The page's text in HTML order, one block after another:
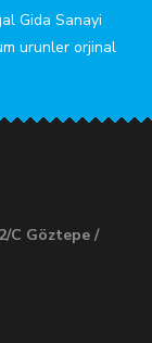
Gida Sanayi
urunler orjinal
C Göztepe /